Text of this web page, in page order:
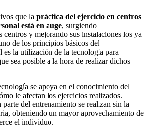
que la práctica del ejercicio en centros
está en auge, surgiendo
centros y mejorando sus instalaciones los ya
de los principios básicos del
es la utilización de la tecnología para
sea posible a la hora de realizar dichos
se apoya en el conocimiento del
le afectan los ejercicios realizados.
del entrenamiento se realizan sin la
obteniendo un mayor aprovechamiento de
el individuo.